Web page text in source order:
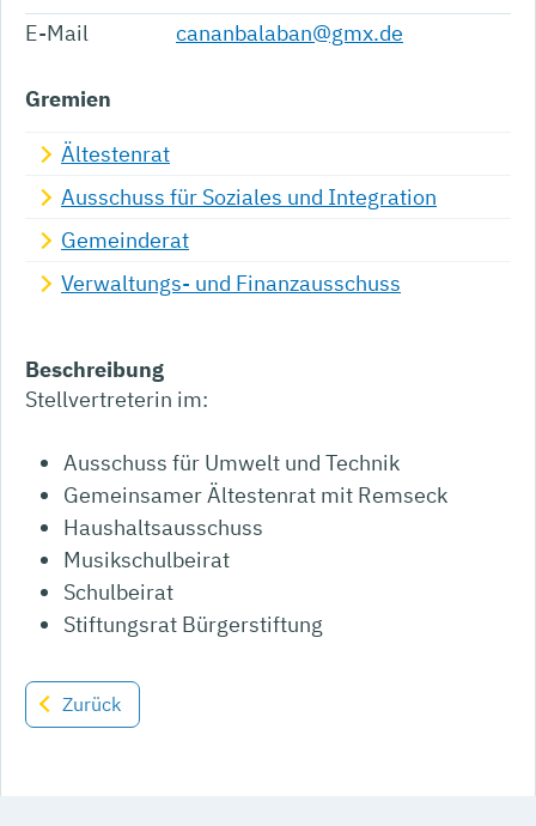
E-Mail cananbalaban@gmx.de
Gremien
Ältestenrat
Ausschuss für Soziales und Integration
Gemeinderat
Verwaltungs- und Finanzausschuss
Beschreibung
Stellvertreterin im:
Ausschuss für Umwelt und Technik
Gemeinsamer Ältestenrat mit Remseck
Haushaltsausschuss
Musikschulbeirat
Schulbeirat
Stiftungsrat Bürgerstiftung
Zurück